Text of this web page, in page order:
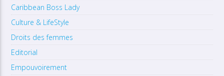
Caribbean Boss Lady
Culture & LifeStyle
Droits des femmes
Editorial
Empouvoirement